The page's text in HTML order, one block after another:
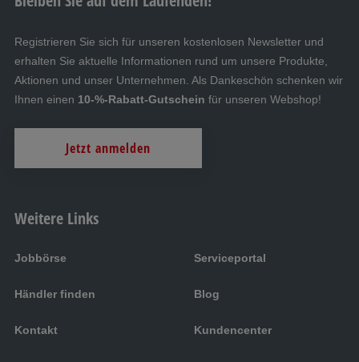
Weitere Links
Jobbörse Serviceportal
Händler finden Blog
Kontakt Kundencenter
Registrieren Sie sich für unseren kostenlosen Newsletter und
erhalten Sie aktuelle Informationen rund um unsere Produkte,
Aktionen und unser Unternehmen. Als Dankeschön schenken wir
Ihnen einen 10-%-Rabatt-Gutschein für unseren Webshop!
Jetzt anmelden